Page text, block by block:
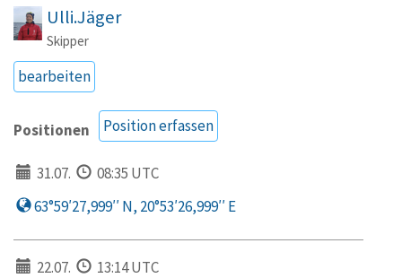
Ulli.Jäger
Skipper
bearbeiten
Positionen Position erfassen
31.07.
08:35 UTC
63°59′27,999′′ N, 20°53′26,999′′ E
22.07.
13:14 UTC